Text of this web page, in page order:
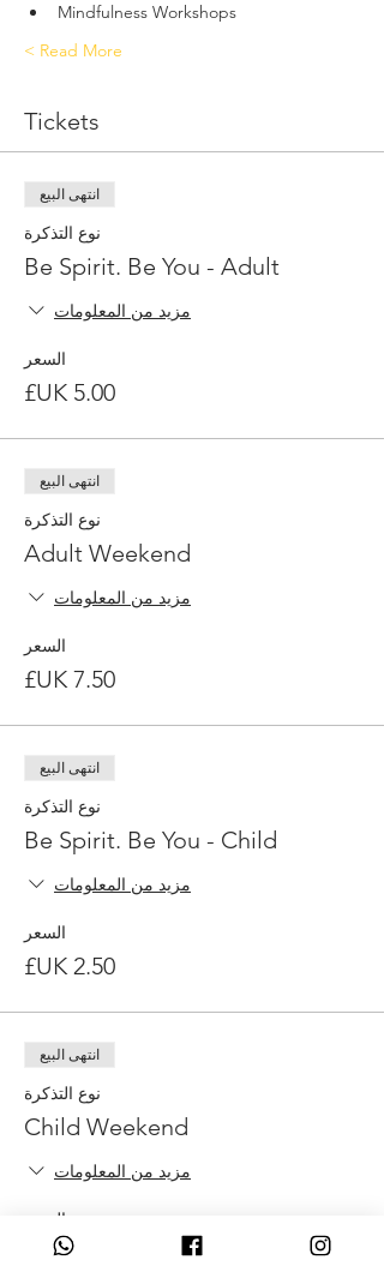
Mindfulness Workshops
Read More >
Tickets
انتهى البيع
نوع التذكرة
Be Spirit. Be You - Adult
مزيد من المعلومات
السعر
انتهى البيع
نوع التذكرة
Adult Weekend
مزيد من المعلومات
السعر
انتهى البيع
نوع التذكرة
Be Spirit. Be You - Child
مزيد من المعلومات
السعر
انتهى البيع
نوع التذكرة
Child Weekend
مزيد من المعلومات
السعر